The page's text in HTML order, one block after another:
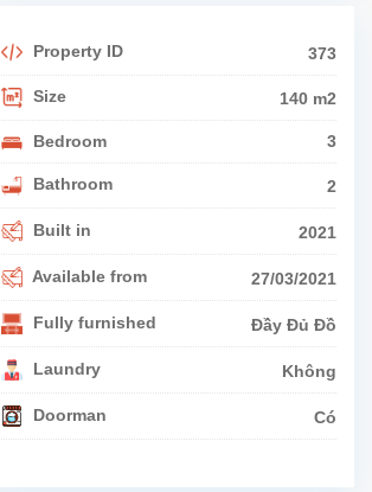
Property ID 373
Size 140 m2
Bedroom 3
Bathroom 2
Built in 2021
Available from 27/03/2021
Fully furnished Đầy Đủ Đồ
Laundry Không
Doorman Có